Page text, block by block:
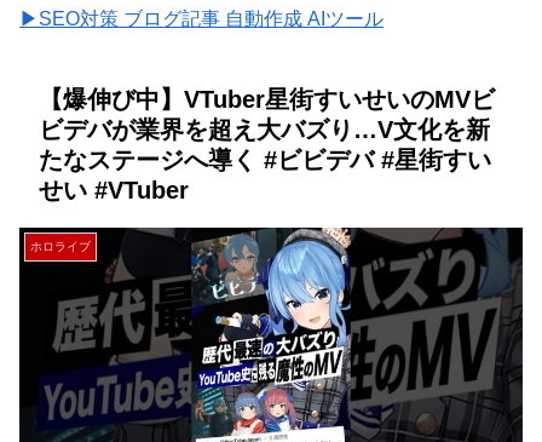
▶SEO対策 ブログ記事 自動作成 AIツール
【爆伸び中】VTuber星街すいせいのMVビ
ビデバが業界を超え大バズり…V文化を新
たなステージへ導く #ビビデバ #星街すい
せい #VTuber
ホロライブ